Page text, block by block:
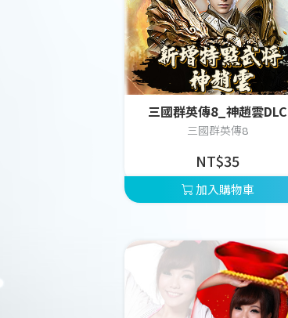
三國群英傳8_神趙雲DLC
三國群英傳8
NT$35
加入購物車